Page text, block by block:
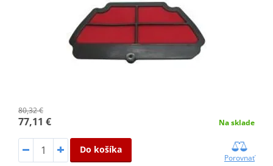
80,32 €
77,11 € Na sklade
Do košíka
Porovnať